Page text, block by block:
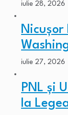
iulie 28, 2026
iulie 27, 2026
PNL și
la